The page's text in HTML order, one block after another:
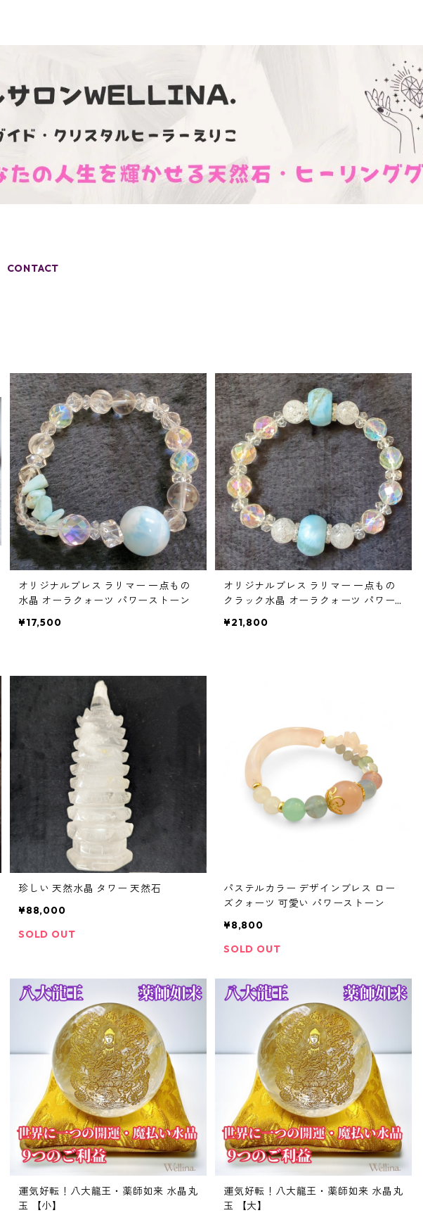
CONTACT
オリジナルブレス ラリマー 一点もの
水晶 オーラクォーツ パワーストーン
¥17,500
オリジナルブレス ラリマー 一点もの
クラック水晶 オーラクォーツ パワー
¥21,800
珍しい 天然水晶 タワー 天然石
¥88,000
SOLD OUT
パステルカラー デザインブレス ロー
ズクォーツ 可愛い パワーストーン
¥8,800
SOLD OUT
運気好転！八大龍王・薬師如来 水晶丸
玉 【小】
運気好転！八大龍王・薬師如来 水晶丸
玉 【大】